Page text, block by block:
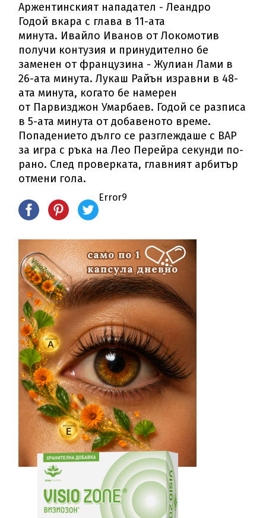
Аржентинският нападател - Леандро
Годой вкара с глава в 11-ата
минута. Ивайло Иванов от Локомотив
получи контузия и принудително бе
заменен от французина - Жулиан Лами в
26-ата минута. Лукаш Райън изравни в 48-
ата минута, когато бе намерен
от Парвизджон Умарбаев. Годой се разписа
в 5-ата минута от добавеното време.
Попадението дълго се разглеждаше с ВАР
за игра с ръка на Лео Перейра секунди по-
рано. След проверката, главният арбитър
отмени гола.
Error9